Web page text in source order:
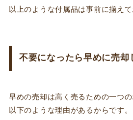
以上のような付属品は事前に揃えて
不要になったら早めに売却
早めの売却は高く売るための一つ
以下のような理由があるからです。